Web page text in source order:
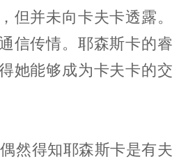
但并未向卡夫卡透露。
信传情。耶森斯卡的睿
她能够成为卡夫卡的交
然得知耶森斯卡是有夫